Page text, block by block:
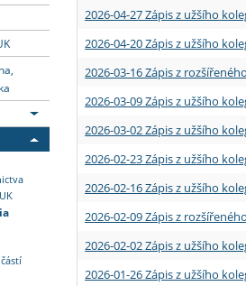
Absolventi fakulty
Vyjíždějící zaměstnanci
2026-04-27 Zápis z užšího
2026-04-20 Zápis z užšího
2026-03-16 Zápis z
2026-03-09 Zápis z užšího
2026-03-02 Zápis z užšího
2026-02-23 Zápis z užšího
2026-02-16 Zápis z užšího
2026-02-09 Zápis z
2026-02-02 Zápis z užšího
2026-01-26 Zápis z užšího